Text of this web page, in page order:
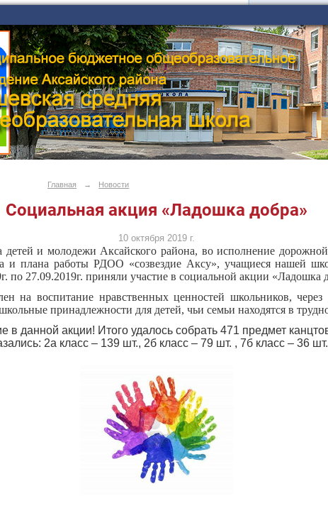
Главная → Новости
Cоциальная акция «Ладошка добра»
10 октября 2019 г.
детей и молодежи Аксайского района, во исполнение
и плана работы РДОО «созвездие Аксу», учащиеся нашей
по 27.09.2019г. приняли участие в социальной акции «Ладошка
на воспитание нравственных ценностей школьников, через
принадлежности для детей, чьи семьи находятся в
в данной акции! Итого удалось собрать 471 предмет
2а класс – 139 шт., 2б класс – 79 шт. , 7б класс – 36 шт.